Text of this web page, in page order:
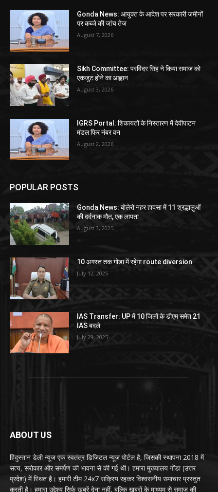
Gonda News: आयुक्त के आदेश पर सरकारी जमीनों
पर कब्जे की जांच तेज
August 7, 2026
Sikh Committee: परविंदर सिंह ने किया समाज को
एकजुट होने का आह्वान
August 3, 2026
IGRS Portal: शिकायतों के निस्तारण में देवीपाटन
मंडल फिर नंबर वन
August 2, 2026
POPULAR POSTS
Gonda News: बोलेरो नहर हादसा में 11 श्रद्धालुओं
की दर्दनाक मौत, एक लापता
August 3, 2025
10 अगस्त तक गोंडा में रहेगा route diversion
July 12, 2025
IAS Transfer: UP में 10 जिलों के डीएम समेत 21
IAS बदले
July 29, 2025
ABOUT US
हिंदुस्तान डेली न्यूज एक स्वतंत्र डिजिटल न्यूज़ पोर्टल है, जिसकी स्थापना 2018 में
सत्य, सरोकार और समर्पण की भावना से की गई थी। हमारा मुख्यालय गोंडा (उत्तर
प्रदेश) में स्थित है। हमारी टीम 24x7 सक्रिय रहकर विश्वसनीय समाचार प्रस्तुत
करती है। हमारा उद्देश्य सिर्फ खबरें देना नहीं, बल्कि खबरों के माध्यम से समाज की